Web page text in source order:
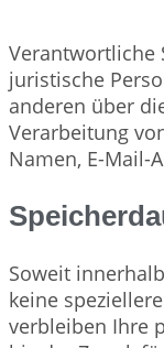
Verantwortliche
juristische
anderen über
Verarbeitung
Namen, E-Mail-
Soweit
keine
verbleiben Ihre